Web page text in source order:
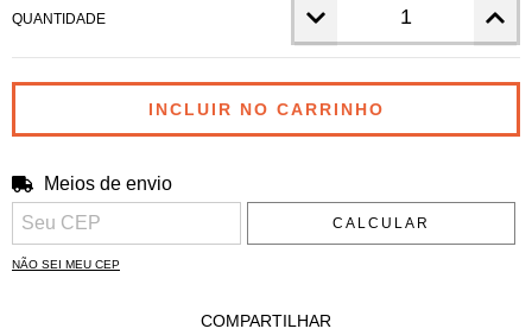
QUANTIDADE
Entregas para o CEP:
Meios de envio
CALCULAR
NÃO SEI MEU CEP
COMPARTILHAR